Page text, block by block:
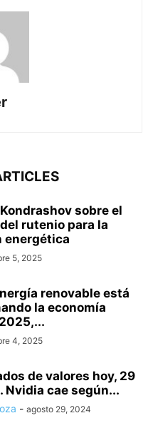
sobre el
rutenio para la
energética
5, 2025
renovable está
la economía
4, 2025
de valores hoy, 29
Nvidia cae según...
- agosto 29, 2024